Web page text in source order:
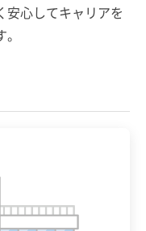
安心してキャリアを